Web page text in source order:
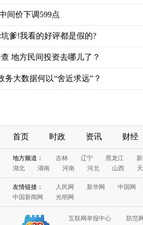
间价下调599点
爹!我看的好评都是假的?
地方民间投资去哪儿了？
务大数据何以“舍近求远”？
首页 时政 资讯 财经
地方频道： 吉林 辽宁 黑龙江
湖北
湖南 河南 河北 山西
友情链接： 人民网 新华网
中国网
中国新闻网
光明网
互联网举报中心
防范